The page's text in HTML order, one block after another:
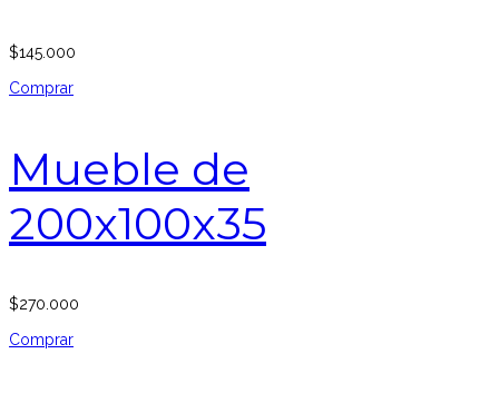
$145.000
Comprar
Mueble de
200x100x35
$270.000
Comprar